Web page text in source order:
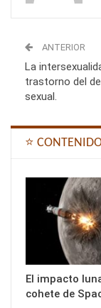
ANTERIOR
La
trastorno del
sexual.
⭐
El impacto
cohete de